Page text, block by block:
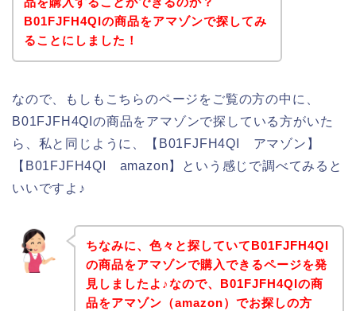
B01FJFH4QIの商品をアマゾンで探してみ
ることにしました！
なので、もしもこちらのページをご覧の方の中に、
B01FJFH4QIの商品をアマゾンで探している方がいた
ら、私と同じように、【B01FJFH4QI アマゾン】
【B01FJFH4QI amazon】という感じで調べてみると
いいですよ♪
ちなみに、色々と探していてB01FJFH4QI
の商品をアマゾンで購入できるページを発
見しましたよ♪なので、B01FJFH4QIの商
品をアマゾン（amazon）でお探しの方